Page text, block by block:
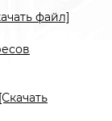
файл]